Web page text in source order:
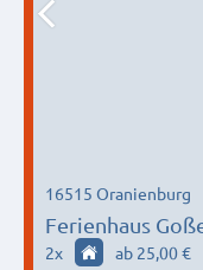
16515 Oranienburg
2x ab 25,00 €